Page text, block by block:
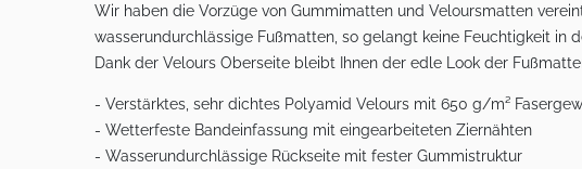
Wir haben die Vorzüge von Gummimatten und Veloursmatten
wasserundurchlässige Fußmatten, so gelangt keine Feuchtigkeit in
Dank der Velours Oberseite bleibt Ihnen der edle Look der
- Verstärktes, sehr dichtes Polyamid Velours mit 650 g/m²
- Wetterfeste Bandeinfassung mit eingearbeiteten Ziernähten
- Wasserundurchlässige Rückseite mit fester Gummistruktur